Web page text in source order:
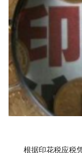
根据印花税应税凭